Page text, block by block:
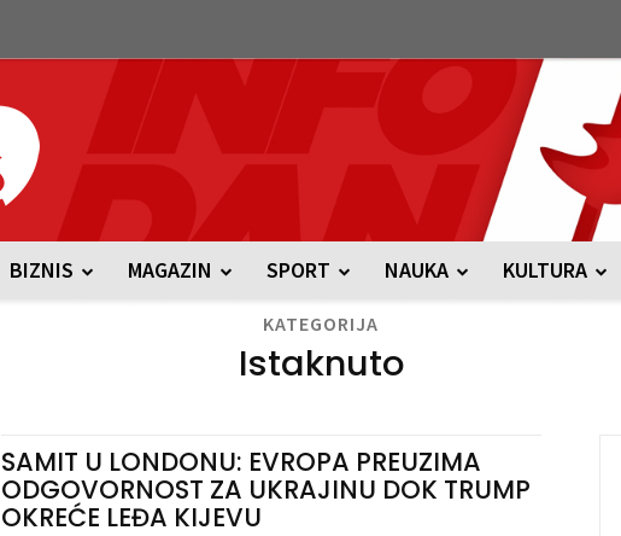
BIZNIS MAGAZIN SPORT NAUKA KULTURA
KATEGORIJA
Istaknuto
SAMIT U LONDONU: EVROPA PREUZIMA
ODGOVORNOST ZA UKRAJINU DOK TRUMP
OKREĆE LEĐA KIJEVU